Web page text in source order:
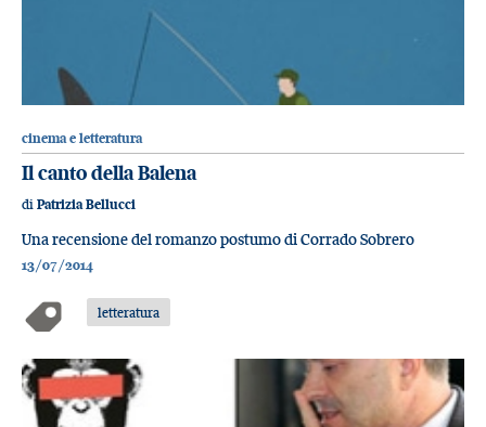
cinema e letteratura
Il canto della Balena
di Patrizia Bellucci
Una recensione del romanzo postumo di Corrado Sobrero
13/07/2014
letteratura